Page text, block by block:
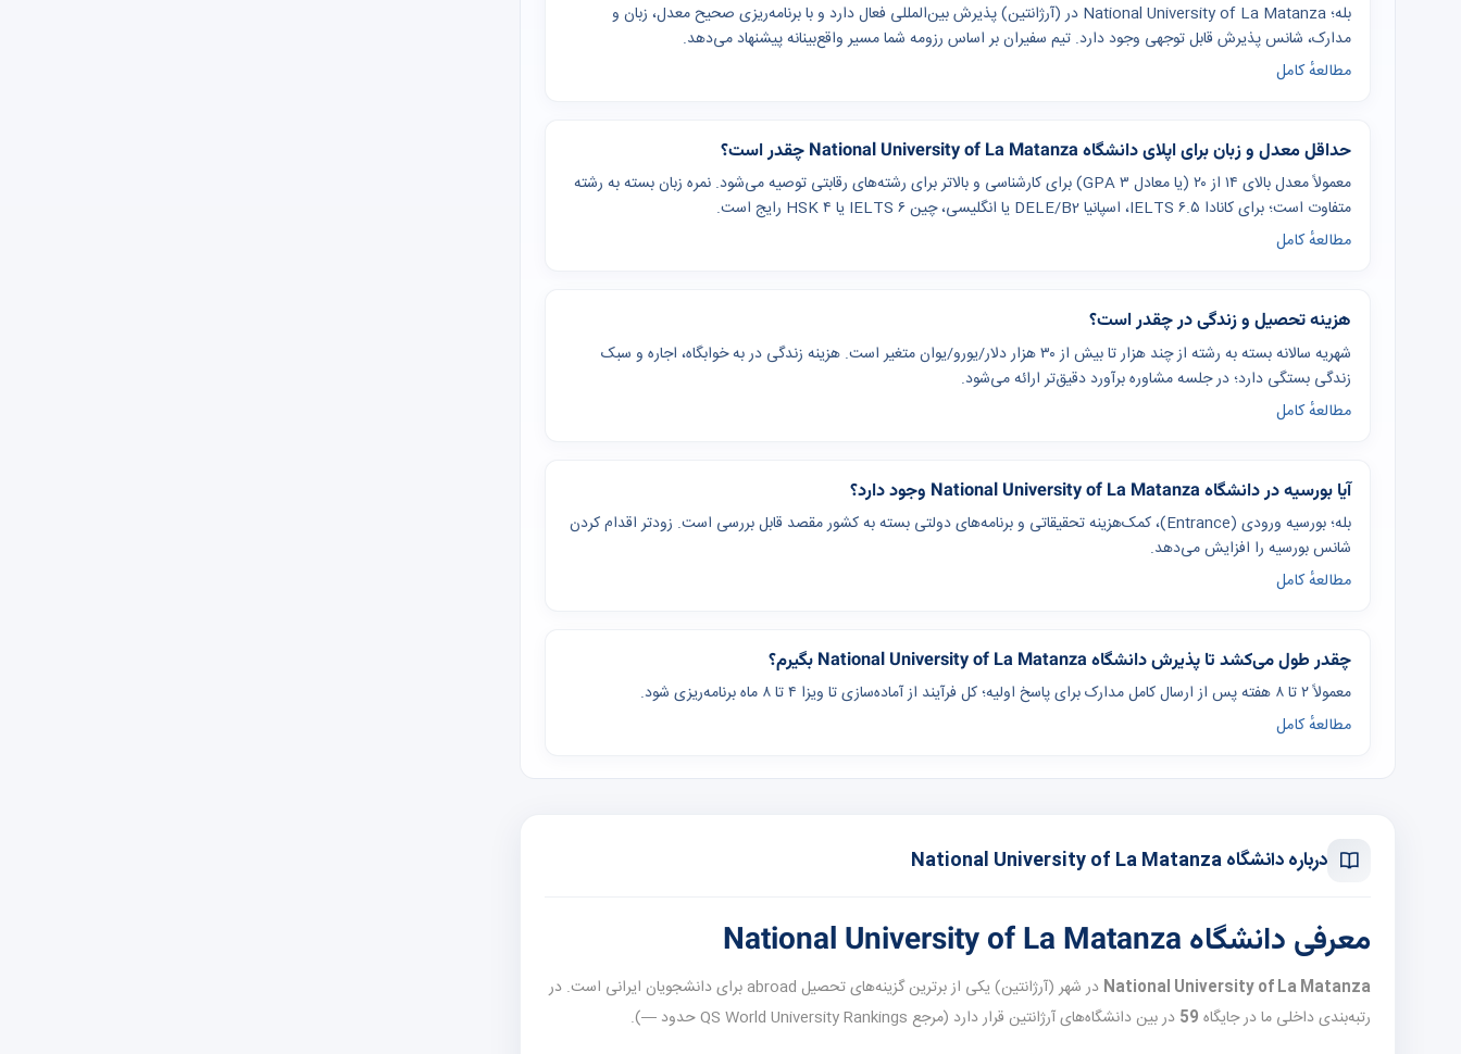
بله؛ National University of La Matanza در (آرژانتین) پذیرش بین‌المللی فعال دارد و با برنامه‌ریزی صحیح معدل، زبان و
مدارک، شانس پذیرش قابل توجهی وجود دارد. تیم سفیران بر اساس رزومه شما مسیر واقع‌بینانه پیشنهاد می‌دهد.
مطالعهٔ کامل
حداقل معدل و زبان برای اپلای دانشگاه National University of La Matanza چقدر است؟
معمولاً معدل بالای ۱۴ از ۲۰ (یا معادل GPA ۳) برای کارشناسی و بالاتر برای رشته‌های رقابتی توصیه می‌شود. نمره زبان بسته به رشته
متفاوت است؛ برای کانادا IELTS ۶.۵، اسپانیا DELE/B2 یا انگلیسی، چین IELTS ۶ یا HSK ۴ رایج است.
مطالعهٔ کامل
هزینه تحصیل و زندگی در چقدر است؟
شهریه سالانه بسته به رشته از چند هزار تا بیش از ۳۰ هزار دلار/یورو/یوان متغیر است. هزینه زندگی در به خوابگاه، اجاره و سبک
زندگی بستگی دارد؛ در جلسه مشاوره برآورد دقیق‌تر ارائه می‌شود.
مطالعهٔ کامل
آیا بورسیه در دانشگاه National University of La Matanza وجود دارد؟
بله؛ بورسیه ورودی (Entrance)، کمک‌هزینه تحقیقاتی و برنامه‌های دولتی بسته به کشور مقصد قابل بررسی است. زودتر اقدام کردن
شانس بورسیه را افزایش می‌دهد.
مطالعهٔ کامل
چقدر طول می‌کشد تا پذیرش دانشگاه National University of La Matanza بگیرم؟
معمولاً ۲ تا ۸ هفته پس از ارسال کامل مدارک برای پاسخ اولیه؛ کل فرآیند از آماده‌سازی تا ویزا ۴ تا ۸ ماه برنامه‌ریزی شود.
مطالعهٔ کامل
درباره دانشگاه National University of La Matanza
معرفی دانشگاه National University of La Matanza
National University of La Matanza در شهر
(آرژانتین) یکی از برترین گزینه‌های تحصیل abroad برای دانشجویان ایرانی است. در
رتبه‌بندی داخلی ما در جایگاه 59 در بین دانشگاه‌های آرژانتین قرار دارد (مرجع QS World University Rankings حدود —).